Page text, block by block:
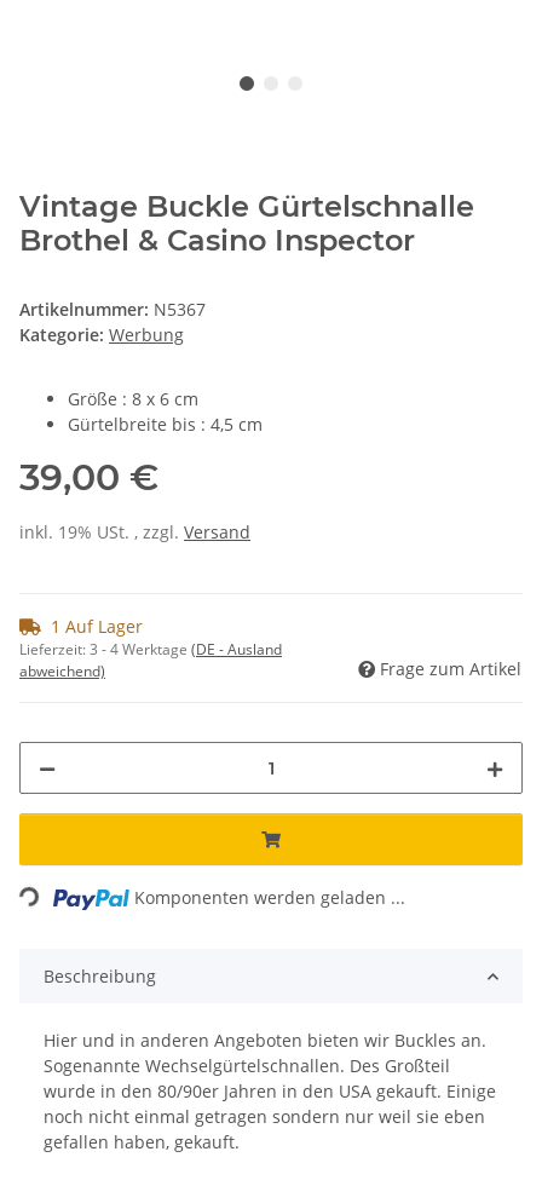
Vintage Buckle Gürtelschnalle
Brothel & Casino Inspector
Artikelnummer: N5367
Kategorie: Werbung
Größe : 8 x 6 cm
Gürtelbreite bis : 4,5 cm
39,00 €
inkl. 19% USt. , zzgl. Versand
1 Auf Lager
Lieferzeit:3 - 4 Werktage (DE - Ausland
abweichend)
Frage zum Artikel
Loading... Komponenten werden geladen ...
Beschreibung
Hier und in anderen Angeboten bieten wir Buckles an.
Sogenannte Wechselgürtelschnallen. Des Großteil
wurde in den 80/90er Jahren in den USA gekauft. Einige
noch nicht einmal getragen sondern nur weil sie eben
gefallen haben, gekauft.